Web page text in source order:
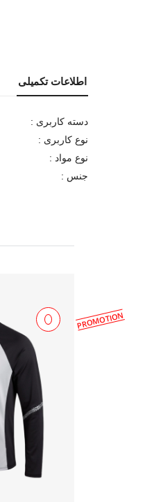
اطلاعات تکمیلی
دسته کاربری :
نوع کاربری :
نوع مواد :
جنس :
PROMOTION